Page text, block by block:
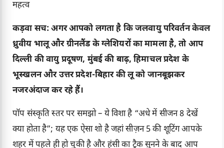
महत्व
कड़वा सच: अगर आपको लगता है कि जलवायु परिवर्तन केवल
ध्रुवीय भालू और ग्रीनलैंड के ग्लेशियरों का मामला है, तो आप
दिल्ली की वायु प्रदूषण, मुंबई की बाढ़, हिमाचल प्रदेश के
भूस्खलन और उत्तर प्रदेश-बिहार की लू को जानबूझकर
नजरअंदाज कर रहे हैं।
पॉप संस्कृति स्तर पर समझो – ये विशा है “अधे में सीजन 8 देखें
क्या होता है”; यह एक ऐसा शो है जहां सीज़न 5 की शूटिंग आपके
शहर में पहले ही हो चुकी है और हंसी का ट्रैक सुनने के बाद आप